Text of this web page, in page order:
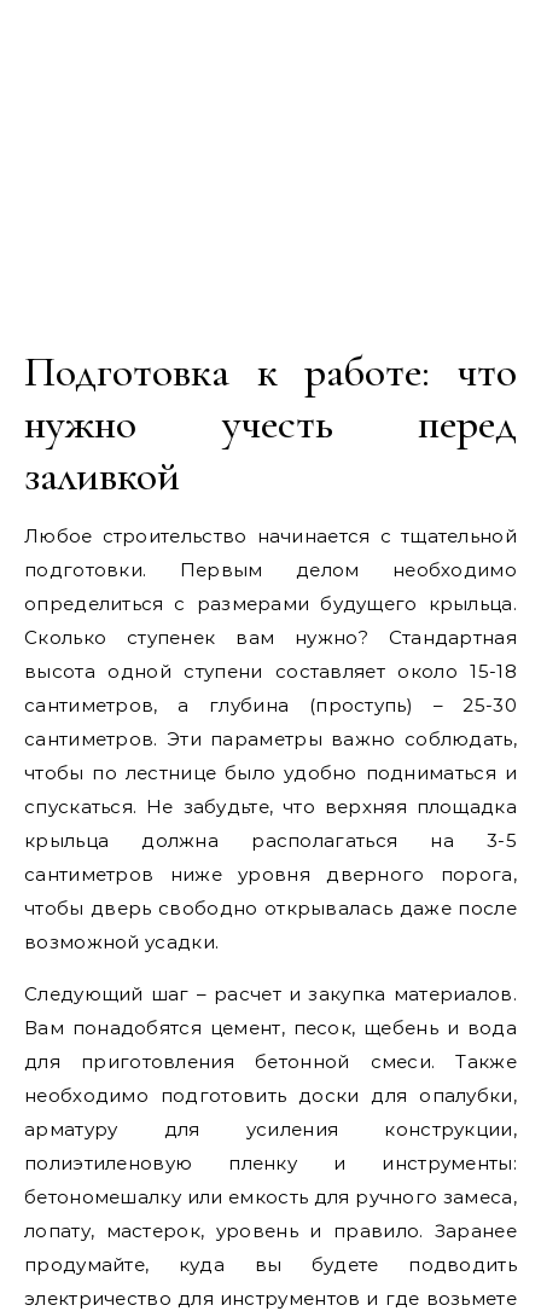
Подготовка к работе: что
нужно учесть перед
заливкой
Любое строительство начинается с тщательной
подготовки. Первым делом необходимо
определиться с размерами будущего крыльца.
Сколько ступенек вам нужно? Стандартная
высота одной ступени составляет около 15-18
сантиметров, а глубина (проступь) – 25-30
сантиметров. Эти параметры важно соблюдать,
чтобы по лестнице было удобно подниматься и
спускаться. Не забудьте, что верхняя площадка
крыльца должна располагаться на 3-5
сантиметров ниже уровня дверного порога,
чтобы дверь свободно открывалась даже после
возможной усадки.
Следующий шаг – расчет и закупка материалов.
Вам понадобятся цемент, песок, щебень и вода
для приготовления бетонной смеси. Также
необходимо подготовить доски для опалубки,
арматуру для усиления конструкции,
полиэтиленовую пленку и инструменты:
бетономешалку или емкость для ручного замеса,
лопату, мастерок, уровень и правило. Заранее
продумайте, куда вы будете подводить
электричество для инструментов и где возьмете